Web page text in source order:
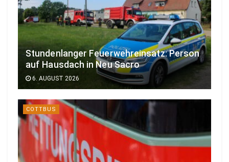
Stundenlanger Feuerwehreinsatz: Person
auf Hausdach in Neu Sacro
6. AUGUST 2026
COTTBUS